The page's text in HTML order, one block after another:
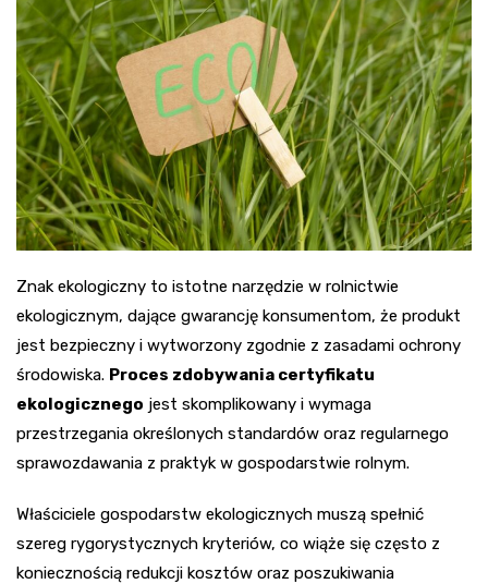
Znak ekologiczny to istotne narzędzie w rolnictwie
ekologicznym, dające gwarancję konsumentom, że produkt
jest bezpieczny i wytworzony zgodnie z zasadami ochrony
środowiska. Proces zdobywania certyfikatu
ekologicznego jest skomplikowany i wymaga
przestrzegania określonych standardów oraz regularnego
sprawozdawania z praktyk w gospodarstwie rolnym.
Właściciele gospodarstw ekologicznych muszą spełnić
szereg rygorystycznych kryteriów, co wiąże się często z
koniecznością redukcji kosztów oraz poszukiwania